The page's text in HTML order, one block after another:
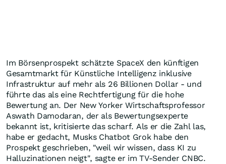
Im Börsenprospekt schätzte SpaceX den künftigen
Gesamtmarkt für Künstliche Intelligenz inklusive
Infrastruktur auf mehr als 26 Billionen Dollar - und
führte das als eine Rechtfertigung für die hohe
Bewertung an. Der New Yorker Wirtschaftsprofessor
Aswath Damodaran, der als Bewertungsexperte
bekannt ist, kritisierte das scharf. Als er die Zahl las,
habe er gedacht, Musks Chatbot Grok habe den
Prospekt geschrieben, "weil wir wissen, dass KI zu
Halluzinationen neigt", sagte er im TV-Sender CNBC.